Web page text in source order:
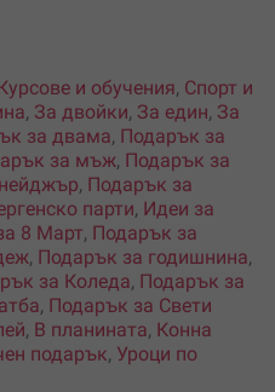
и обучения, Спорт и
, За двойки, За един, За
за двама, Подарък за
за мъж, Подарък за
, Подарък за
парти, Идеи за
8 Март, Подарък за
, Подарък за годишнина,
за Коледа, Подарък за
, Подарък за Свети
, В планината, Конна
подарък, Уроци по